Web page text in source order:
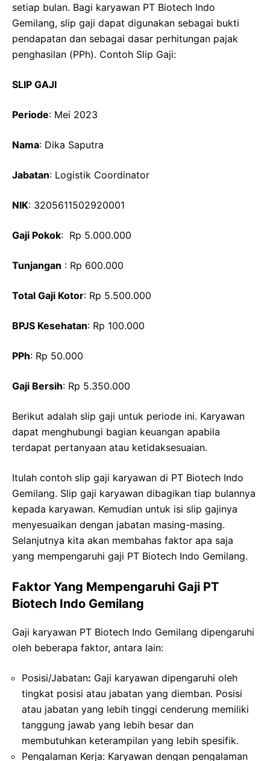
setiap bulan. Bagi karyawan PT Biotech Indo
Gemilang, slip gaji dapat digunakan sebagai bukti
pendapatan dan sebagai dasar perhitungan pajak
penghasilan (PPh). Contoh Slip Gaji:
SLIP GAJI
Periode: Mei 2023
Nama: Dika Saputra
Jabatan: Logistik Coordinator
NIK: 3205611502920001
Gaji Pokok: Rp 5.000.000
Tunjangan : Rp 600.000
Total Gaji Kotor: Rp 5.500.000
BPJS Kesehatan: Rp 100.000
PPh: Rp 50.000
Gaji Bersih: Rp 5.350.000
Berikut adalah slip gaji untuk periode ini. Karyawan
dapat menghubungi bagian keuangan apabila
terdapat pertanyaan atau ketidaksesuaian.
Itulah contoh slip gaji karyawan di PT Biotech Indo
Gemilang. Slip gaji karyawan dibagikan tiap bulannya
kepada karyawan. Kemudian untuk isi slip gajinya
menyesuaikan dengan jabatan masing-masing.
Selanjutnya kita akan membahas faktor apa saja
yang mempengaruhi gaji PT Biotech Indo Gemilang.
Faktor Yang Mempengaruhi Gaji PT
Biotech Indo Gemilang
Gaji karyawan PT Biotech Indo Gemilang dipengaruhi
oleh beberapa faktor, antara lain:
Posisi/Jabatan: Gaji karyawan dipengaruhi oleh
tingkat posisi atau jabatan yang diemban. Posisi
atau jabatan yang lebih tinggi cenderung memiliki
tanggung jawab yang lebih besar dan
membutuhkan keterampilan yang lebih spesifik.
Pengalaman Kerja: Karyawan dengan pengalaman